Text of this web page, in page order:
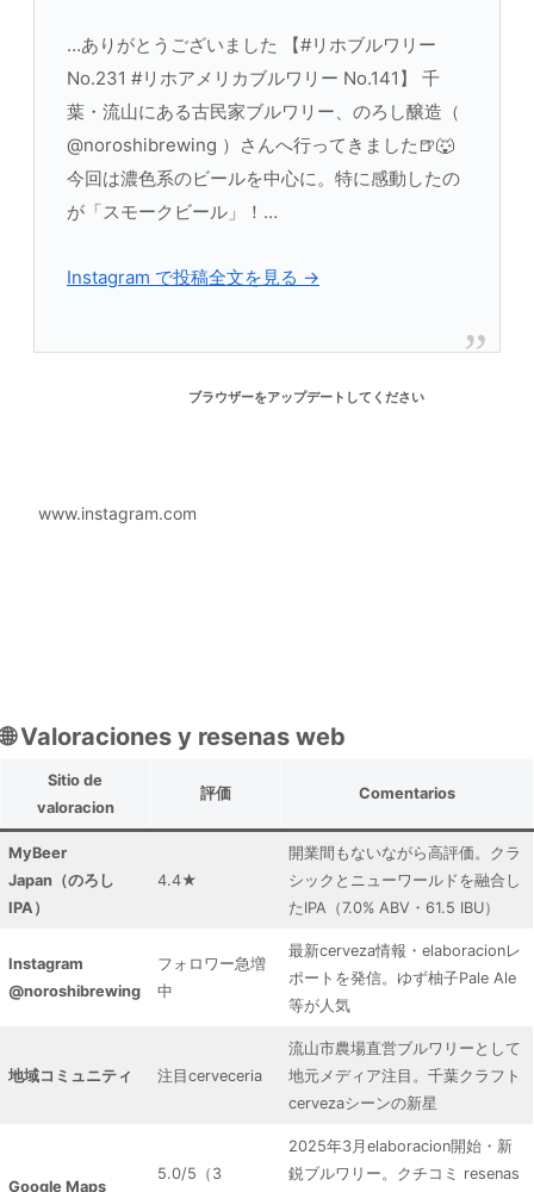
…ありがとうございました 【#リホブルワリー
No.231 #リホアメリカブルワリー No.141】 千
葉・流山にある古民家ブルワリー、のろし醸造（
@noroshibrewing ）さんへ行ってきました🍺🐺
今回は濃色系のビールを中心に。特に感動したの
が「スモークビール」！…
Instagram で投稿全文を見る →
ブラウザーをアップデートしてください
www.instagram.com
🌐 Valoraciones y resenas web
Sitio de
valoracion
評価 Comentarios
MyBeer
Japan（のろし
IPA）
4.4★
開業間もないながら高評価。クラ
シックとニューワールドを融合し
たIPA（7.0% ABV・61.5 IBU）
Instagram
@noroshibrewing
フォロワー急増
中
最新cerveza情報・elaboracionレ
ポートを発信。ゆず柚子Pale Ale
等が人気
地域コミュニティ 注目cerveceria
流山市農場直営ブルワリーとして
地元メディア注目。千葉クラフト
cervezaシーンの新星
Google Maps
5.0/5（3
2025年3月elaboracion開始・新
鋭ブルワリー。クチコミ resenas